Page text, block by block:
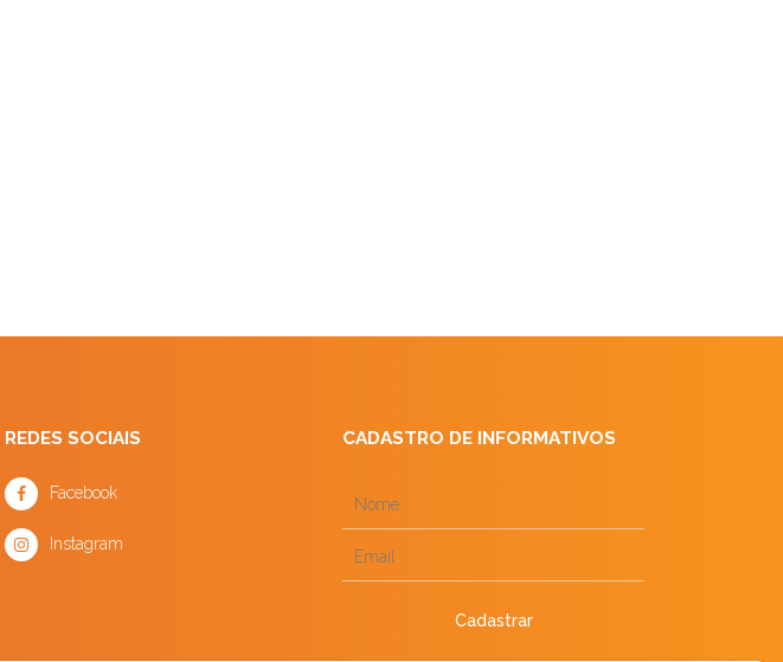
REDES SOCIAIS
Facebook
Instagram
CADASTRO DE INFORMATIVOS
Cadastrar